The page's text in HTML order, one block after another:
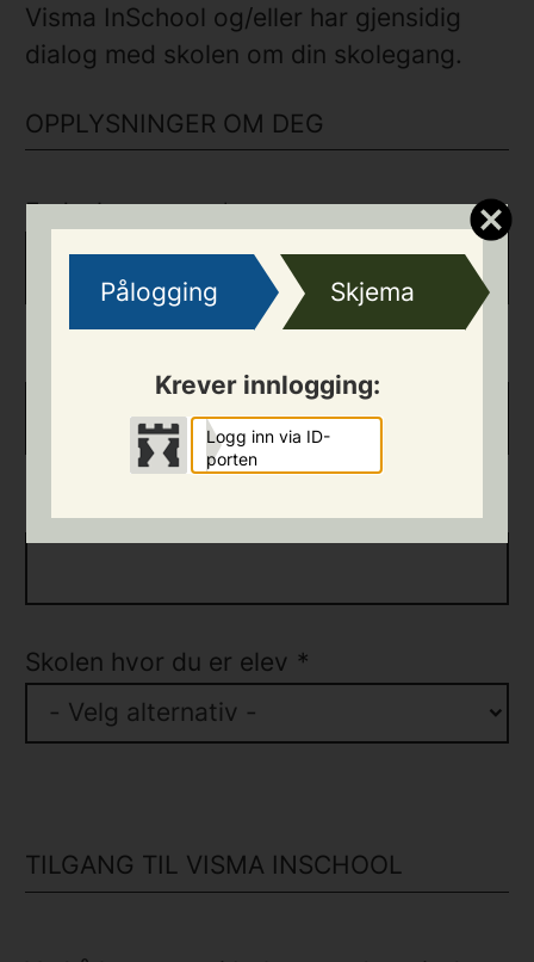
Pålogging Skjema
Krever innlogging:
Logg inn via ID-
porten
Visma InSchool og/eller har gjensidig
dialog med skolen om din skolegang.
OPPLYSNINGER OM DEG
Fødselsnummer *
Etternavn *
Skolen hvor du er elev *
- Velg alternativ -
TILGANG TIL VISMA INSCHOOL